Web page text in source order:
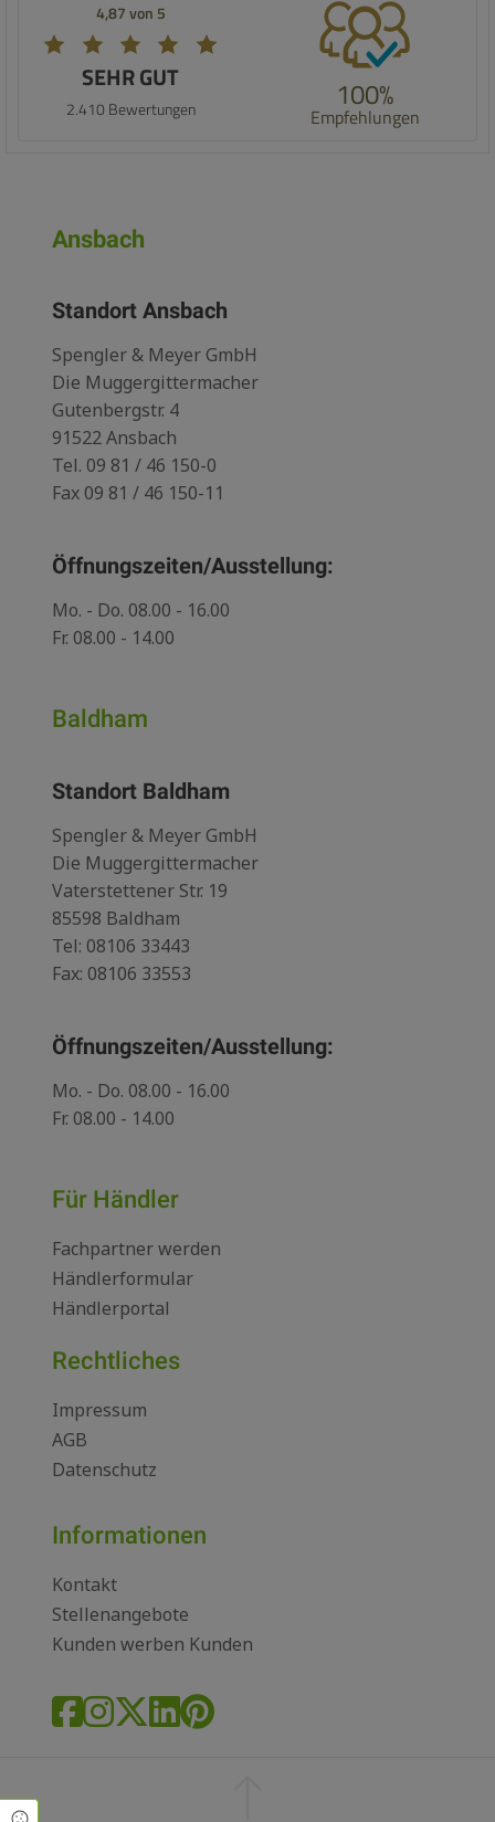
4,87 von 5
SEHR GUT
2.410 Bewertungen 100%
Empfehlungen
Ansbach
Standort Ansbach
Spengler & Meyer GmbH
Die Muggergittermacher
Gutenbergstr. 4
91522 Ansbach
Tel. 09 81 / 46 150-0
Fax 09 81 / 46 150-11
Öffnungszeiten/Ausstellung:
Mo. - Do. 08.00 - 16.00
Fr. 08.00 - 14.00
Baldham
Standort Baldham
Spengler & Meyer GmbH
Die Muggergittermacher
Vaterstettener Str. 19
85598 Baldham
Tel: 08106 33443
Fax: 08106 33553
Öffnungszeiten/Ausstellung:
Mo. - Do. 08.00 - 16.00
Fr. 08.00 - 14.00
Für Händler
Fachpartner werden
Händlerformular
Händlerportal
Rechtliches
Impressum
AGB
Datenschutz
Informationen
Kontakt
Stellenangebote
Kunden werben Kunden